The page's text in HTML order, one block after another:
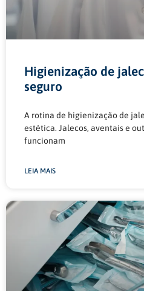
Higienização de
seguro
A rotina de higienização de
estética. Jalecos, aventais e
funcionam
LEIA MAIS